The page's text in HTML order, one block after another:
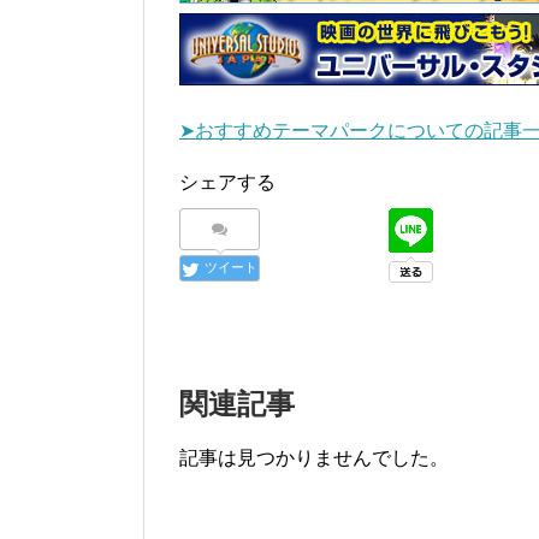
➤おすすめテーマパークについての記事
シェアする
ツイート
関連記事
記事は見つかりませんでした。